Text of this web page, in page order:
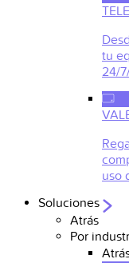
tu
24/
uso
Soluciones
Atrás
Por